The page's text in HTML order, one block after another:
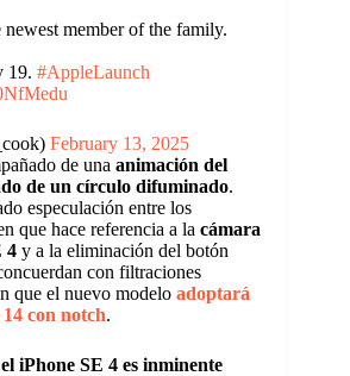
newest member of the family.
19. #AppleLaunch
February 13, 2025
de una animación del
de un círculo difuminado.
especulación entre los
que hace referencia a la cámara
4 y a la eliminación del botón
con filtraciones
que el nuevo modelo adoptará
con notch.
iPhone SE 4 es inminente